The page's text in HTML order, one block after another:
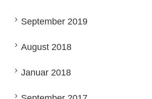
September 2019
August 2018
Januar 2018